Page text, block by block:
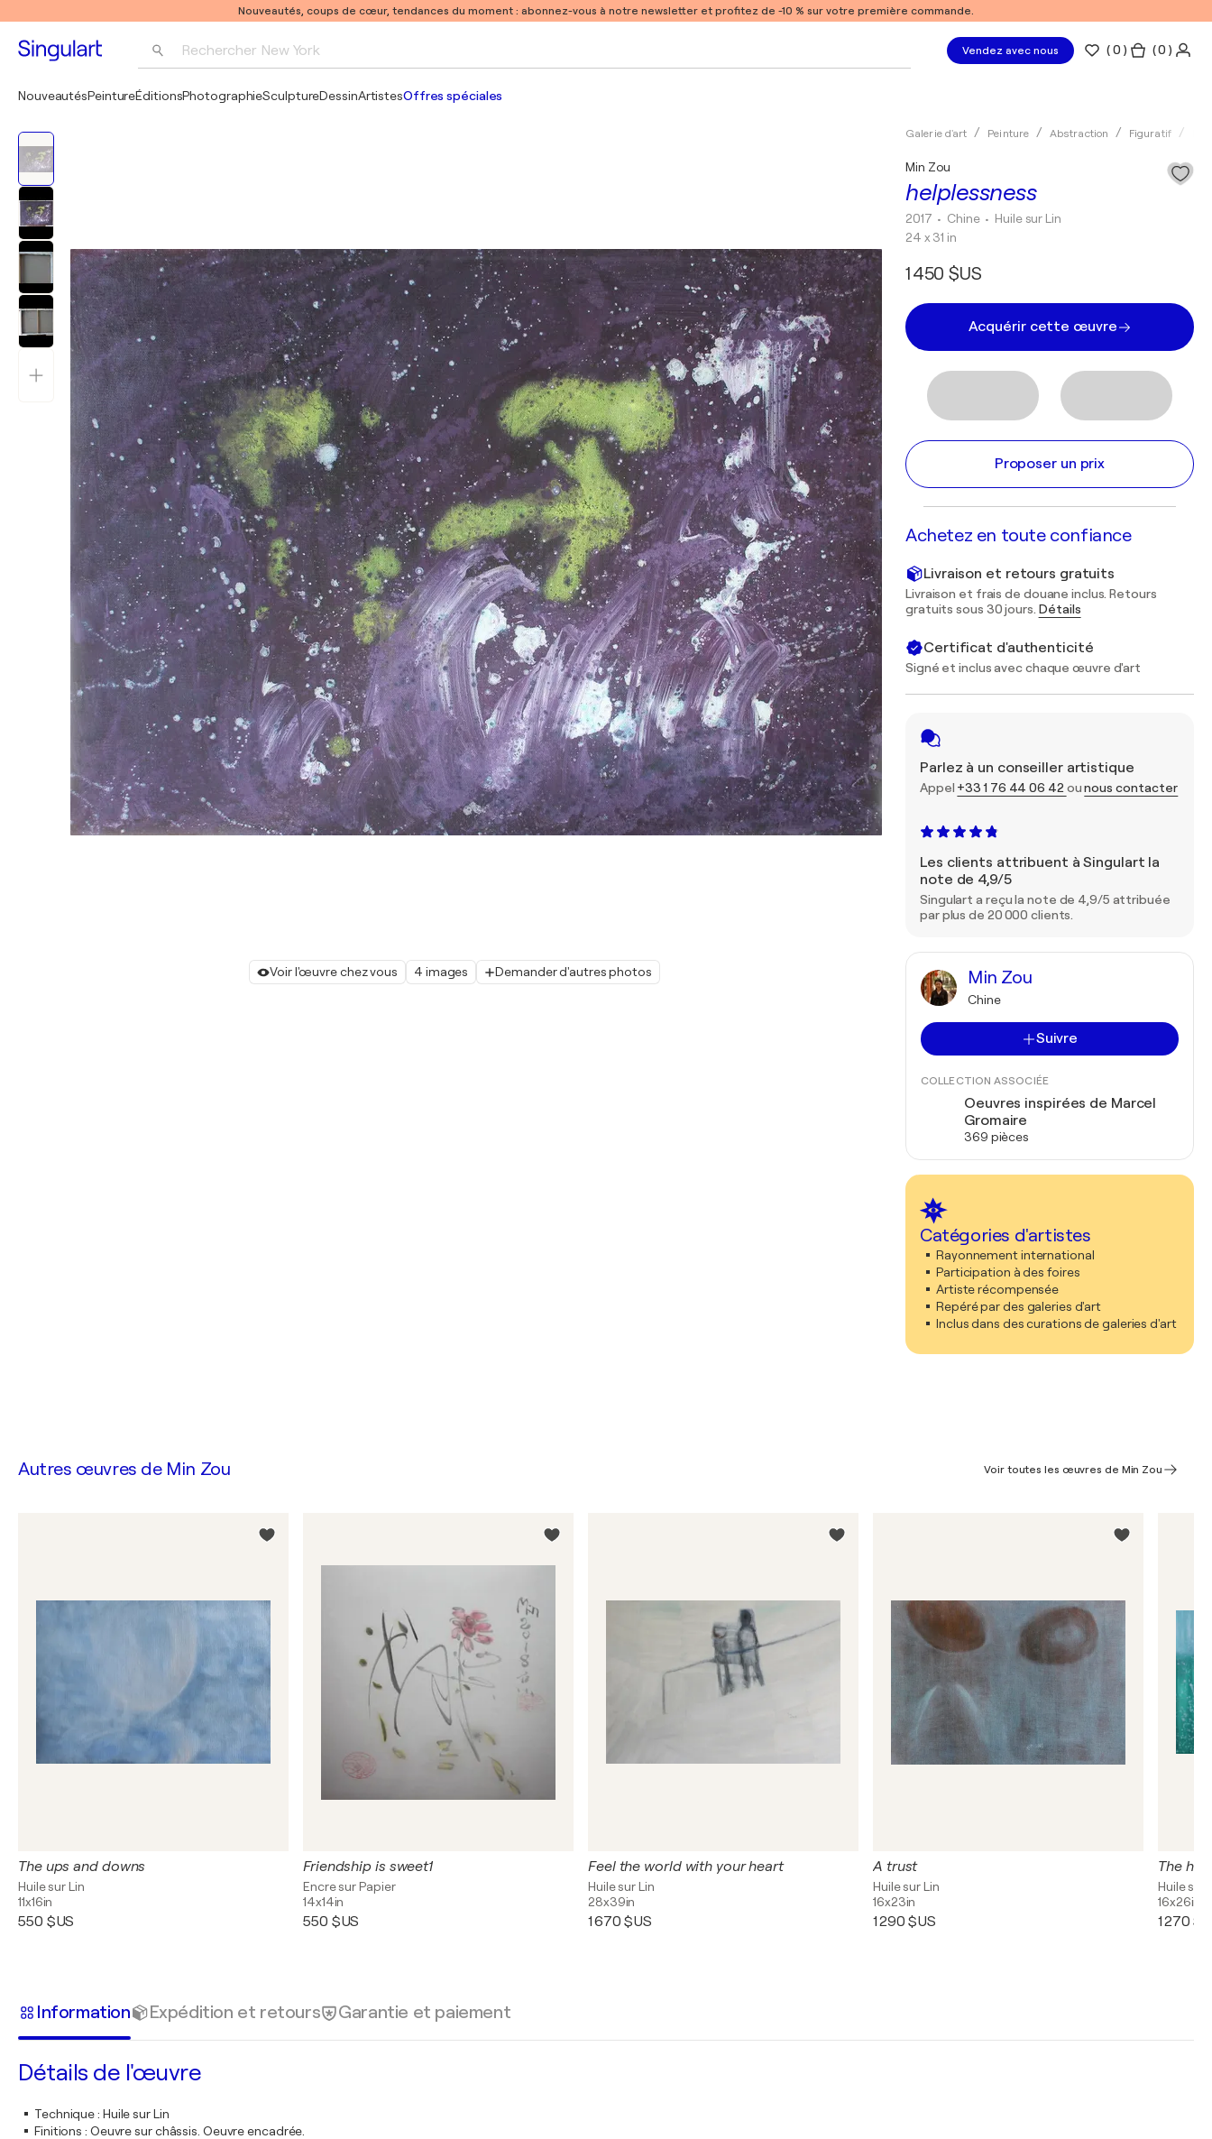
Nouveautés, coups de cœur, tendances du moment : abonnez-vous à notre newsletter et profitez de -10 % sur votre première commande.
Rechercher New York Vendez avec nous (0 ) ( 0 )
NouveautésPeintureÉditionsPhotographieSculptureDessinArtistesOffres spéciales
Voir l'œuvre chez vous 4 images Demander d'autres photos
Galerie d'art Peinture Abstraction Figuratif
helplessness
Min Zou
2017 • Chine • Huile sur Lin
24 x 31 in
1 450 $US
Acquérir cette œuvre
Proposer un prix
Achetez en toute confiance
Livraison et retours gratuits
Livraison et frais de douane inclus. Retours
gratuits sous 30 jours. Détails
Certificat d'authenticité
Signé et inclus avec chaque œuvre d'art
Parlez à un conseiller artistique
Appel +33 1 76 44 06 42 ounous contacter
Les clients attribuent à Singulart la
note de 4,9/5
Singulart a reçu la note de 4,9/5 attribuée
par plus de 20 000 clients.
Min Zou
Chine
Suivre
COLLECTION ASSOCIÉE
Oeuvres inspirées de Marcel
Gromaire
369 pièces
Catégories d'artistes
Rayonnement international
Participation à des foires
Artiste récompensée
Repéré par des galeries d'art
Inclus dans des curations de galeries d'art
Autres œuvres de Min Zou Voir toutes les œuvres de Min Zou
The ups and downs
Huile sur Lin
11x16in
550 $US
Friendship is sweet1
Encre sur Papier
14x14in
550 $US
Feel the world with your heart
Huile sur Lin
28x39in
1 670 $US
A trust
Huile sur Lin
16x23in
1 290 $US
The
Huile sur
16x26in
1 270
Information Expédition et retours Garantie et paiement
Détails de l'œuvre
Technique: Huile sur Lin
Finitions : Oeuvre sur châssis. Oeuvre encadrée.